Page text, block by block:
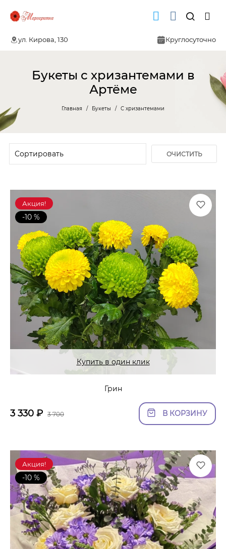
ул. Кирова, 130 Круглосуточно
Букеты с хризантемами в
Артёме
Главная Букеты С хризантемами
ОЧИСТИТЬ
Акция!
-10 %
Купить в один клик
Грин
3 330 ₽ 3 700 В КОРЗИНУ
Акция!
-10 %